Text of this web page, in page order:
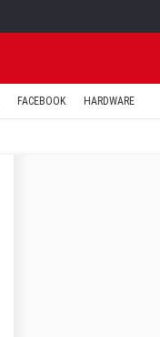
FACEBOOK HARDWARE